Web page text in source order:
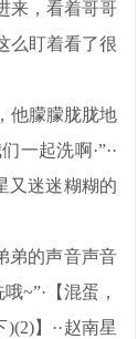
来，看着哥哥
么盯着看了很
他朦朦胧胧地
一起洗啊·”··
又迷迷糊糊的
弟的声音声音
~”·【混蛋，
】··赵南星